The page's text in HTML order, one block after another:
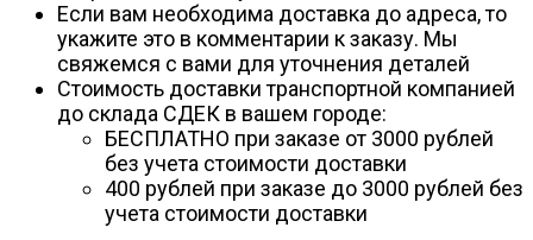
Если вам необходима доставка до адреса, то
укажите это в комментарии к заказу. Мы
свяжемся с вами для уточнения деталей
Стоимость доставки транспортной компанией
до склада СДЕК в вашем городе:
БЕСПЛАТНО при заказе от 3000 рублей
без учета стоимости доставки
400 рублей при заказе до 3000 рублей без
учета стоимости доставки